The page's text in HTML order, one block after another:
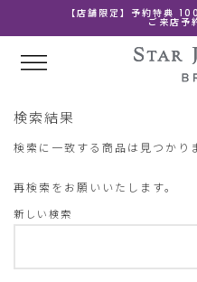
【店舗限定】予約特典
ご来店予
検索結果
検索に一致する商品は見つかり
再検索をお願いいたします。
新しい検索